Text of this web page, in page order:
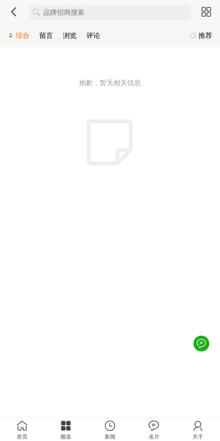
推荐
综合 留言 浏览 评论
抱歉，暂无相关信息
首页 频道 新闻 名片 关于